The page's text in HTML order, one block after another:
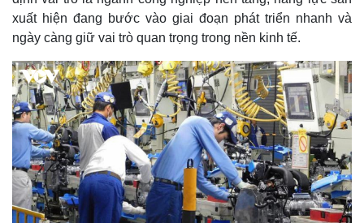
xuất hiện đang bước vào giai đoạn phát triển nhanh và
ngày càng giữ vai trò quan trọng trong nền kinh tế.